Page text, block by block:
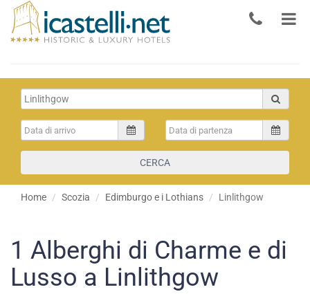
CERCA
Home Scozia Edimburgo e i Lothians Linlithgow
1 Alberghi di Charme e di
Lusso a Linlithgow